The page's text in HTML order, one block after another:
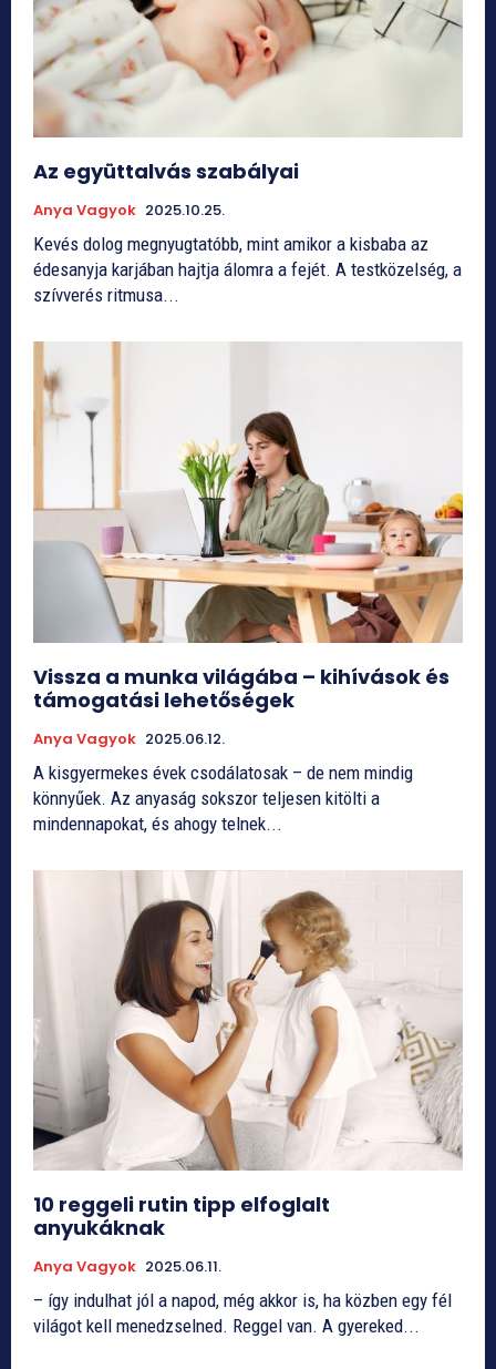
Az együttalvás szabályai
Anya Vagyok 2025.10.25.
Kevés dolog megnyugtatóbb, mint amikor a kisbaba az
édesanyja karjában hajtja álomra a fejét. A testközelség, a
szívverés ritmusa...
Vissza a munka világába – kihívások és
támogatási lehetőségek
Anya Vagyok 2025.06.12.
A kisgyermekes évek csodálatosak – de nem mindig
könnyűek. Az anyaság sokszor teljesen kitölti a
mindennapokat, és ahogy telnek...
10 reggeli rutin tipp elfoglalt
anyukáknak
Anya Vagyok 2025.06.11.
– így indulhat jól a napod, még akkor is, ha közben egy fél
világot kell menedzselned. Reggel van. A gyereked...